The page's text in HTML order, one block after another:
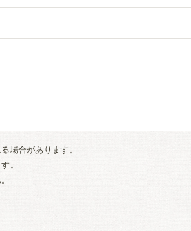
場合があります。
。